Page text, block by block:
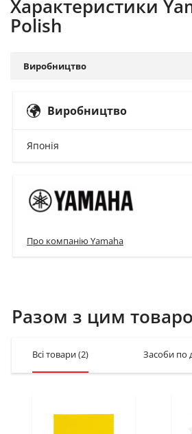
Характеристики
Polish
Виробництво
Виробництво
Японія
Про компанію Yamaha
Разом з цим
Всі товари(2) Засоби по